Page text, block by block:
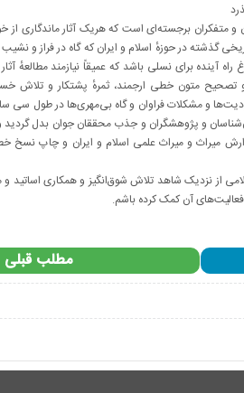
برجسته‌ای است که هریک آثار ماندگاری از
گذشته در حوزهٔ اسلام و ایران که گاه در فراز و
آینده برای نسلی باشد که عمیقاً نیازمند مطالعهٔ
متون خطی ارجمند، ثمرهٔ پشتکار و تلاش
و مشکلات فراوان و گاه بی‌مهری‌ها در طول سی
و پژوهشگران و جذب محققان جوان بدل
میراث و میراث علمی اسلام و ایران و چاپ نسخ
از نزدیک شاهد تلاش شوق‌انگیز و همکاری اساتید
آن کمک کرده باشم.
مطلب قبلی